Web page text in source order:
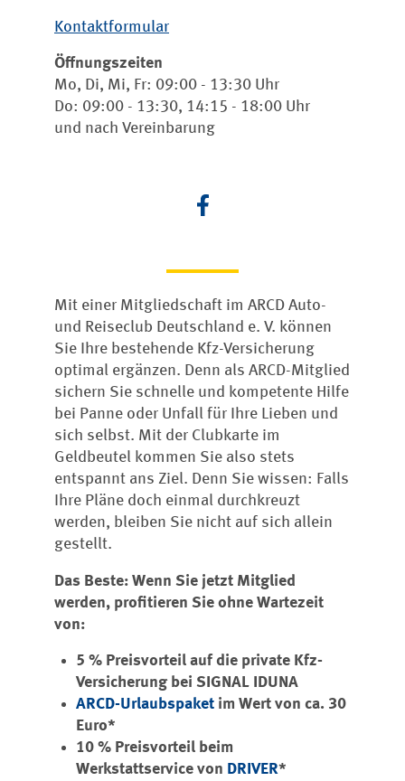
Kontaktformular
Öffnungszeiten
Mo, Di, Mi, Fr: 09:00 - 13:30 Uhr
Do: 09:00 - 13:30, 14:15 - 18:00 Uhr
und nach Vereinbarung
Mit einer Mitgliedschaft im ARCD Auto-
und Reiseclub Deutschland e. V. können
Sie Ihre bestehende Kfz-Versicherung
optimal ergänzen. Denn als ARCD-Mitglied
sichern Sie schnelle und kompetente Hilfe
bei Panne oder Unfall für Ihre Lieben und
sich selbst. Mit der Clubkarte im
Geldbeutel kommen Sie also stets
entspannt ans Ziel. Denn Sie wissen: Falls
Ihre Pläne doch einmal durchkreuzt
werden, bleiben Sie nicht auf sich allein
gestellt.
Das Beste: Wenn Sie jetzt Mitglied
werden, profitieren Sie ohne Wartezeit
von:
5 % Preisvorteil auf die private Kfz-
Versicherung bei SIGNAL IDUNA
ARCD-Urlaubspaket im Wert von ca. 30
Euro*
10 % Preisvorteil beim
Werkstattservice von DRIVER*